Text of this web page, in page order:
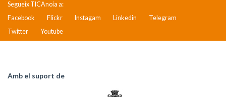
Segueix TICAnoia a:
Facebook
Flickr Instagam Linkedin
Telegram
Twitter
Youtube
Amb el suport de